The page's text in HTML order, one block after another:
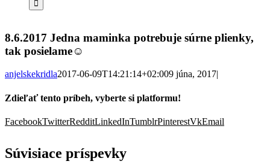
8.6.2017 Jedna maminka potrebuje súrne plienky,
tak posielame☺
anjelskekridla2017-06-09T14:21:14+02:009 júna, 2017|
Zdieľať tento príbeh, vyberte si platformu!
FacebookTwitterRedditLinkedInTumblrPinterestVkEmail
Súvisiace príspevky